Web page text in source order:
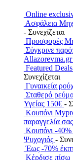
Online
Ασφάλεια
- Συνεχίζεται
Προσφορές
Σύγκρινε
Allazorevma.gr
Featured
Συνεχίζεται
Γυναικεία
Σταθερό
Υγείας 150€ -
Κουπόνι
παραγγελία σας
Κουπόνι -40%
Ψυχογιός -
Έως -70%
Κέρδισε πίσω